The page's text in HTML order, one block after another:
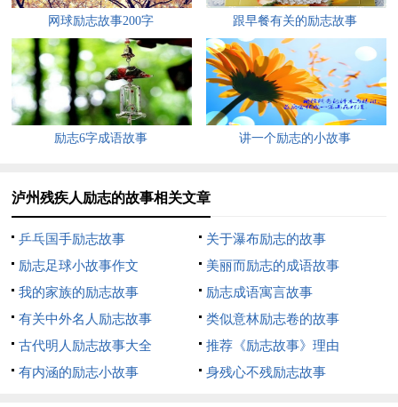
从那以后，家里更困难了，父母只好另作安排：父亲带着弟
弟留在家里，而母亲带着她选择了外出打工挣钱。没了手，连自
己的生活都很难自理，更不用说打工赚钱了。小杨佩自己慢慢练
以脚代手，练就了一双灵活的双脚。但现实又实在是太残酷，没
有一家单位肯接纳无手的杨佩，无奈之下，她选择了乞讨的生
杨佩很清楚残疾人要自立，必须先要自强、自信。自强就得
有自己的一技之长，如果没有专长，就不能找到工作，即使有了
工作，迟早也会被淘汰。她想根据自身的条件，去寻找适合自己
的专业，然后努力学习、钻研，使自己在社会上有所作为。她现
在的乞讨是在聚资，她的梦想是攒够了钱，去完成自己的学业，
使自己有文化有知识，做一个残而不废的人。她最喜欢做的事是
跳舞，她的梦想是做一个艺术家，一个无臂的舞蹈家。
网球励志故事200字 跟早餐有关的励志故事
励志6字成语故事 讲一个励志的小故事
泸州残疾人励志的故事相关文章
乒乓国手励志故事
关于瀑布励志的故事
励志足球小故事作文
美丽而励志的成语故事
我的家族的励志故事
励志成语寓言故事
有关中外名人励志故事
类似意林励志卷的故事
古代明人励志故事大全
推荐《励志故事》理由
有内涵的励志小故事
身残心不残励志故事